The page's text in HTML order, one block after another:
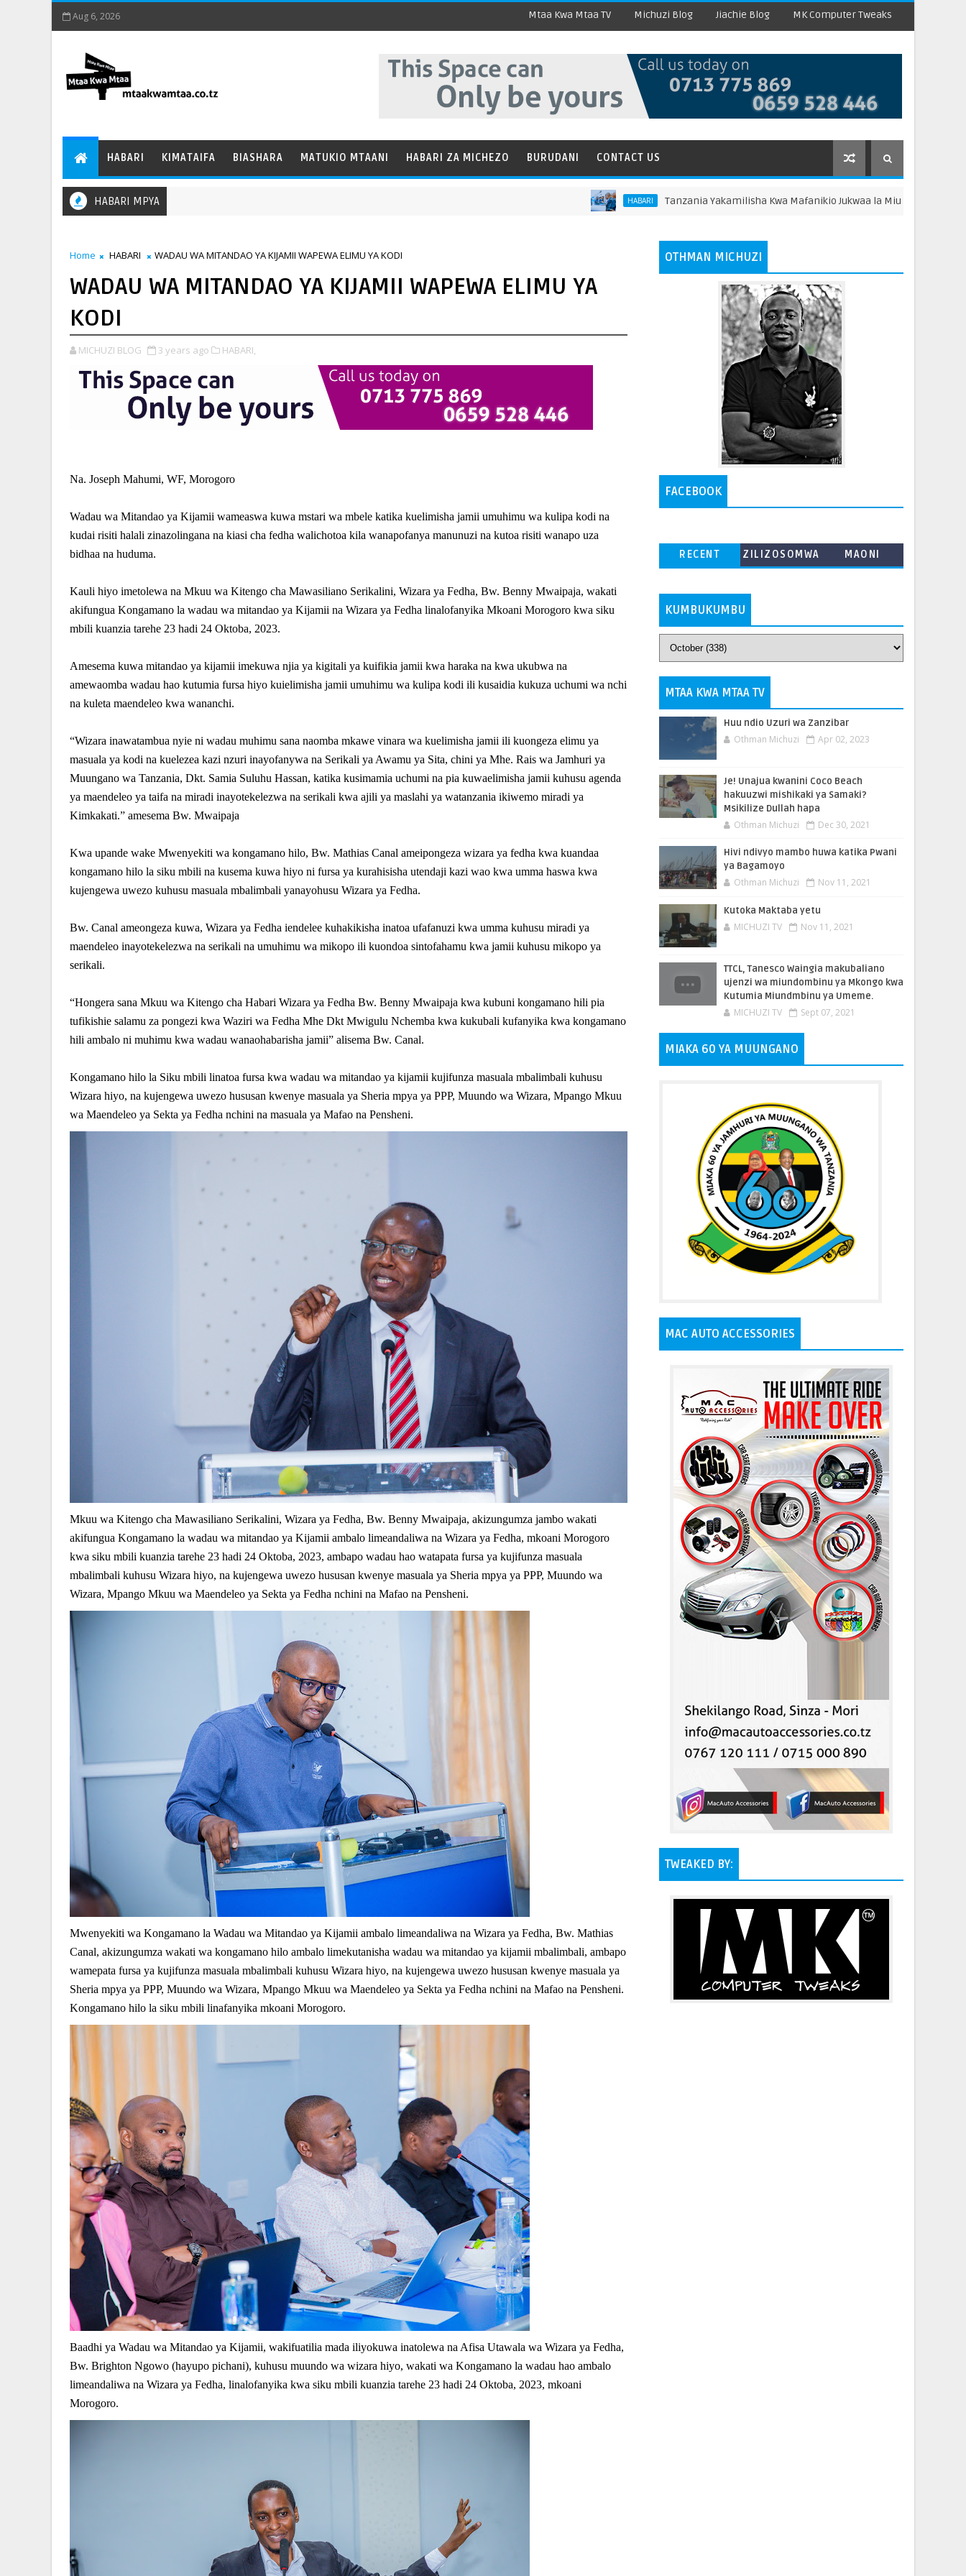
Aug 6, 2026 Mtaa Kwa Mtaa TV Michuzi Blog Jiachie Blog MK Computer Tweaks
HABARI KIMATAIFA BIASHARA MATUKIO MTAANI HABARI ZA MICHEZO BURUDANI CONTACT US
HABARI MPYA HABARI Tanzania Yakamilisha Kwa Mafanikio Jukwaa la Miundombinu Afrika,
Home HABARI WADAU WA MITANDAO YA KIJAMII WAPEWA ELIMU YA KODI
WADAU WA MITANDAO YA KIJAMII WAPEWA ELIMU YA
KODI
MICHUZI BLOG 3 years ago HABARI,
Na. Joseph Mahumi, WF, Morogoro
Wadau wa Mitandao ya Kijamii wameaswa kuwa mstari wa mbele katika kuelimisha jamii umuhimu wa kulipa kodi na
kudai risiti halali zinazolingana na kiasi cha fedha walichotoa kila wanapofanya manunuzi na kutoa risiti wanapo uza
bidhaa na huduma.
Kauli hiyo imetolewa na Mkuu wa Kitengo cha Mawasiliano Serikalini, Wizara ya Fedha, Bw. Benny Mwaipaja, wakati
akifungua Kongamano la wadau wa mitandao ya Kijamii na Wizara ya Fedha linalofanyika Mkoani Morogoro kwa siku
mbili kuanzia tarehe 23 hadi 24 Oktoba, 2023.
Amesema kuwa mitandao ya kijamii imekuwa njia ya kigitali ya kuifikia jamii kwa haraka na kwa ukubwa na
amewaomba wadau hao kutumia fursa hiyo kuielimisha jamii umuhimu wa kulipa kodi ili kusaidia kukuza uchumi wa nchi
na kuleta maendeleo kwa wananchi.
“Wizara inawatambua nyie ni wadau muhimu sana naomba mkawe vinara wa kuelimisha jamii ili kuongeza elimu ya
masuala ya kodi na kuelezea kazi nzuri inayofanywa na Serikali ya Awamu ya Sita, chini ya Mhe. Rais wa Jamhuri ya
Muungano wa Tanzania, Dkt. Samia Suluhu Hassan, katika kusimamia uchumi na pia kuwaelimisha jamii kuhusu agenda
ya maendeleo ya taifa na miradi inayotekelezwa na serikali kwa ajili ya maslahi ya watanzania ikiwemo miradi ya
Kimkakati.” amesema Bw. Mwaipaja
Kwa upande wake Mwenyekiti wa kongamano hilo, Bw. Mathias Canal ameipongeza wizara ya fedha kwa kuandaa
kongamano hilo la siku mbili na kusema kuwa hiyo ni fursa ya kurahisisha utendaji kazi wao kwa umma haswa kwa
kujengewa uwezo kuhusu masuala mbalimbali yanayohusu Wizara ya Fedha.
Bw. Canal ameongeza kuwa, Wizara ya Fedha iendelee kuhakikisha inatoa ufafanuzi kwa umma kuhusu miradi ya
maendeleo inayotekelezwa na serikali na umuhimu wa mikopo ili kuondoa sintofahamu kwa jamii kuhusu mikopo ya
serikali.
“Hongera sana Mkuu wa Kitengo cha Habari Wizara ya Fedha Bw. Benny Mwaipaja kwa kubuni kongamano hili pia
tufikishie salamu za pongezi kwa Waziri wa Fedha Mhe Dkt Mwigulu Nchemba kwa kukubali kufanyika kwa kongamano
hili ambalo ni muhimu kwa wadau wanaohabarisha jamii” alisema Bw. Canal.
Kongamano hilo la Siku mbili linatoa fursa kwa wadau wa mitandao ya kijamii kujifunza masuala mbalimbali kuhusu
Wizara hiyo, na kujengewa uwezo hususan kwenye masuala ya Sheria mpya ya PPP, Muundo wa Wizara, Mpango Mkuu
wa Maendeleo ya Sekta ya Fedha nchini na masuala ya Mafao na Pensheni.
Mkuu wa Kitengo cha Mawasiliano Serikalini, Wizara ya Fedha, Bw. Benny Mwaipaja, akizungumza jambo wakati
akifungua Kongamano la wadau wa mitandao ya Kijamii ambalo limeandaliwa na Wizara ya Fedha, mkoani Morogoro
kwa siku mbili kuanzia tarehe 23 hadi 24 Oktoba, 2023, ambapo wadau hao watapata fursa ya kujifunza masuala
mbalimbali kuhusu Wizara hiyo, na kujengewa uwezo hususan kwenye masuala ya Sheria mpya ya PPP, Muundo wa
Wizara, Mpango Mkuu wa Maendeleo ya Sekta ya Fedha nchini na Mafao na Pensheni.
Mwenyekiti wa Kongamano la Wadau wa Mitandao ya Kijamii ambalo limeandaliwa na Wizara ya Fedha, Bw. Mathias
Canal, akizungumza wakati wa kongamano hilo ambalo limekutanisha wadau wa mitandao ya kijamii mbalimbali, ambapo
wamepata fursa ya kujifunza masuala mbalimbali kuhusu Wizara hiyo, na kujengewa uwezo hususan kwenye masuala ya
Sheria mpya ya PPP, Muundo wa Wizara, Mpango Mkuu wa Maendeleo ya Sekta ya Fedha nchini na Mafao na Pensheni.
Kongamano hilo la siku mbili linafanyika mkoani Morogoro.
Baadhi ya Wadau wa Mitandao ya Kijamii, wakifuatilia mada iliyokuwa inatolewa na Afisa Utawala wa Wizara ya Fedha,
Bw. Brighton Ngowo (hayupo pichani), kuhusu muundo wa wizara hiyo, wakati wa Kongamano la wadau hao ambalo
limeandaliwa na Wizara ya Fedha, linalofanyika kwa siku mbili kuanzia tarehe 23 hadi 24 Oktoba, 2023, mkoani
Morogoro.
OTHMAN MICHUZI
FACEBOOK
RECENT
ZILIZOSOMWA
MAONI
KUMBUKUMBU
MTAA KWA MTAA TV
Huu ndio Uzuri wa Zanzibar
Othman Michuzi Apr 02, 2023
Je! Unajua kwanini Coco Beach
hakuuzwi mishikaki ya Samaki?
Msikilize Dullah hapa
Othman Michuzi Dec 30, 2021
Hivi ndivyo mambo huwa katika Pwani
ya Bagamoyo
Othman Michuzi Nov 11, 2021
Kutoka Maktaba yetu
MICHUZI TV Nov 11, 2021
TTCL, Tanesco Waingia makubaliano
ujenzi wa miundombinu ya Mkongo kwa
Kutumia Miundmbinu ya Umeme.
MICHUZI TV Sept 07, 2021
MIAKA 60 YA MUUNGANO
MAC AUTO ACCESSORIES
TWEAKED BY: